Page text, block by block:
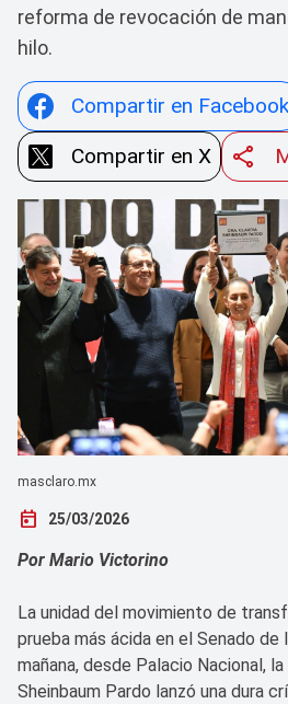
reforma de revocación de
hilo.
Compartir en Facebook
Compartir en X
masclaro.mx
today 25/03/2026
Por Mario Victorino
La unidad del movimiento de
prueba más ácida en el Senado de
mañana, desde Palacio Nacional,
Sheinbaum Pardo lanzó una dura